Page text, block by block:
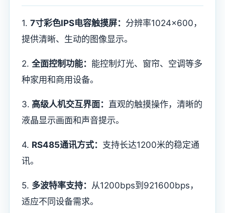
1. 7寸彩色IPS电容触摸屏： 分辨率1024×600，
提供清晰、生动的图像显示。
2. 全面控制功能： 能控制灯光、窗帘、空调等多
种家用和商用设备。
3. 高级人机交互界面： 直观的触摸操作，清晰的
液晶显示画面和声音提示。
4. RS485通讯方式： 支持长达1200米的稳定通
讯。
5. 多波特率支持： 从1200bps到921600bps，
适应不同设备需求。